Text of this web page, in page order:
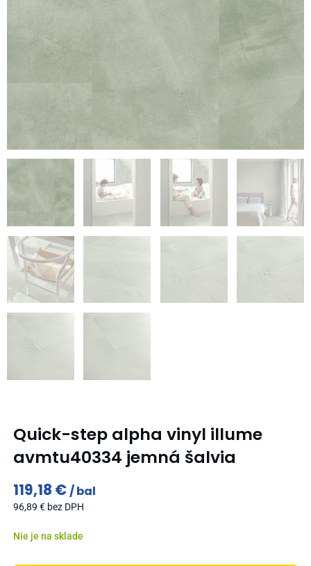
Quick-step alpha vinyl illume
avmtu40334 jemná šalvia
119,18 € bal
96,89 € bez DPH
Nie je na sklade